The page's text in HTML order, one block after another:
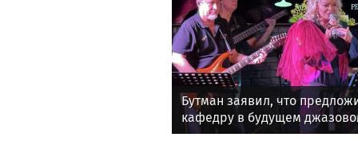
Бутман заявил, что
кафедру в будущем